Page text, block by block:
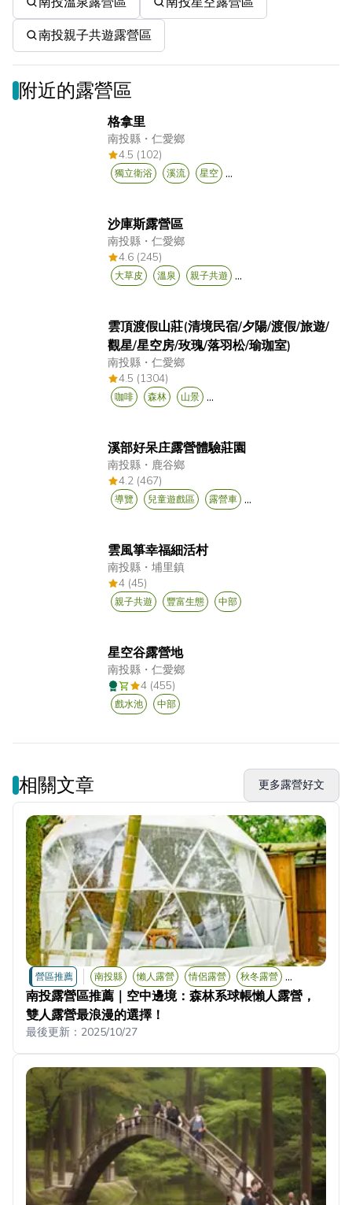
南投親子共遊露營區
附近的露營區
格拿里
南投縣 ・仁愛鄉
4.5 (102)
獨立衛浴 溪流 星空 ...
沙庫斯露營區
南投縣 ・仁愛鄉
4.6 (245)
大草皮 溫泉 親子共遊 ...
雲頂渡假山莊(清境民宿/夕陽/渡假/旅遊/
觀星/星空房/玫瑰/落羽松/瑜珈室)
南投縣 ・仁愛鄉
4.5 (1304)
咖啡 森林 山景 ...
溪部好呆庄露營體驗莊園
南投縣 ・ 鹿谷鄉
4.2 (467)
導覽 兒童遊戲區 露營車 ...
雲風箏幸福細活村
南投縣 ・埔里鎮
4 (45)
親子共遊 豐富生態 中部
星空谷露營地
南投縣 ・仁愛鄉
4 (455)
戲水池 中部
相關文章 更多露營好文
營區推薦 南投縣 懶人露營 情侶露營 秋冬露營 ...
南投露營區推薦｜空中邊境：森林系球帳懶人露營，
雙人露營最浪漫的選擇！
最後更新： 2025/10/27